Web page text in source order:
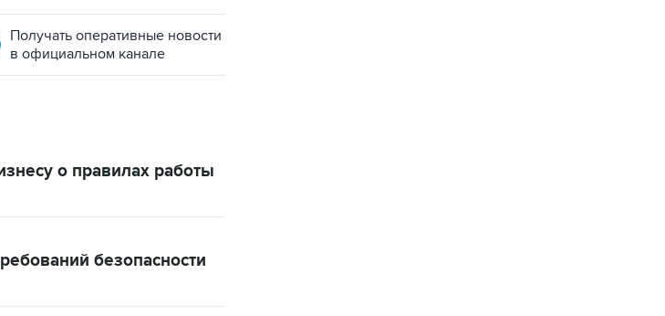
Получать оперативные новости
в официальном канале
о правилах работы
безопасности